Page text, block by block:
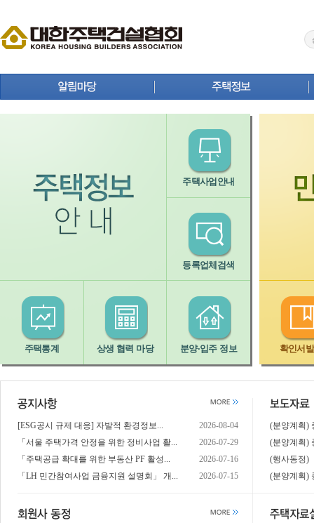
상생 협력 마당
분양정보
입주정보
주택사업 안내
연구원 Brief
주택통계
주택등록업체 검색
주택자료실
주택사업안내
등록업체검색
분양·입주 정보
상생 협력 마당
주택통계 확인서
[ESG공시 규제 대응] 자발적 환경정보...
2026-08-04
「서울 주택가격 안정을 위한 정비사업 활...
2026-07-29
「주택공급 확대를 위한 부동산 PF 활성...
2026-07-16
「LH 민간참여사업 금융지원 설명회」 개...
2026-07-15
(분양계획)
(분양계획)
(행사동정)
(분양계획)